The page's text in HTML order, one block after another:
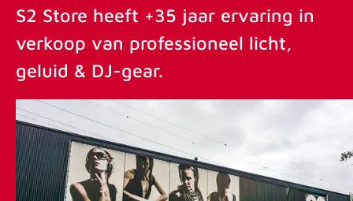
S2 Store heeft +35 jaar ervaring in
verkoop van professioneel licht,
geluid & DJ-gear.